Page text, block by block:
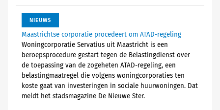
NIEUWS
Maastrichtse corporatie procedeert om ATAD-regeling
Woningcorporatie Servatius uit Maastricht is een
beroepsprocedure gestart tegen de Belastingdienst over
de toepassing van de zogeheten ATAD-regeling, een
belastingmaatregel die volgens woningcorporaties ten
koste gaat van investeringen in sociale huurwoningen. Dat
meldt het stadsmagazine De Nieuwe Ster.